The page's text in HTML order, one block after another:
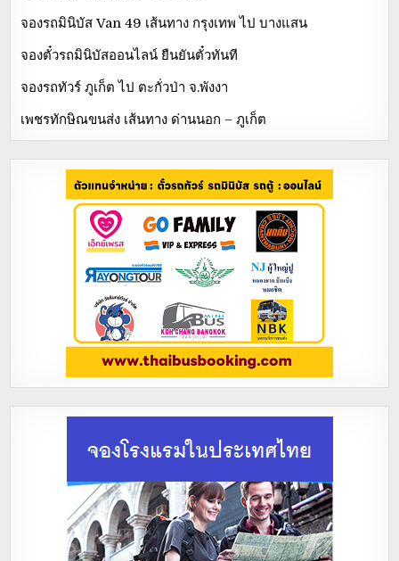
จองรถมินิบัส Van 49 เส้นทาง กรุงเทพ ไป บางแสน
จองตั๋วรถมินิบัสออนไลน์ ยืนยันตั๋วทันที
จองรถทัวร์ ภูเก็ต ไป ตะกั่วป่า จ.พังงา
เพชรทักษิณขนส่ง เส้นทาง ด่านนอก – ภูเก็ต